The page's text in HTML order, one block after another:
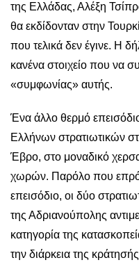
της Ελλάδας, Αλέξη
θα εκδίδονταν στην
που τελικά δεν έγινε. Η
κανένα στοιχείο που να
«συμφωνίας» αυτής.
Ένα άλλο θερμό
Ελλήνων στρατιωτικών
Έβρο, στο μοναδικό
χωρών. Παρόλο που
επεισόδιο, οι δύο
της Αδριανούπολης
κατηγορία της
την διάρκεια της